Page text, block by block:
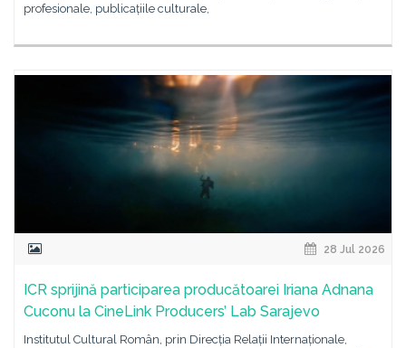
profesionale, publicațiile culturale,
28 Jul 2026
ICR sprijină participarea producătoarei Iriana Adnana
Cuconu la CineLink Producers’ Lab Sarajevo
Institutul Cultural Român, prin Direcția Relații Internaționale,